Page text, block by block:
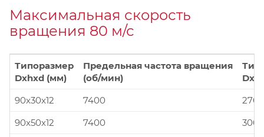
Максимальная скорость
вращения 80 м/с
Типоразмер
Dxhxd (мм)
Предельная частота вращения
(об/мин)
90x30x12
7400
90x50x12
7400